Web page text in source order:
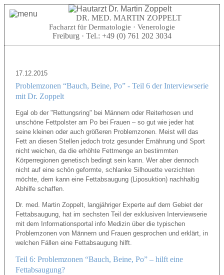
DR. MED. MARTIN ZOPPELT
Facharzt für Dermatologie · Venerologie
Freiburg · Tel.: +49 (0) 761 202 3034
17.12.2015
Problemzonen “Bauch, Beine, Po” - Teil 6 der Interviewserie
mit Dr. Zoppelt
Egal ob der "Rettungsring" bei Männern oder Reiterhosen und
unschöne Fettpolster am Po bei Frauen – so gut wie jeder hat
seine kleinen oder auch größeren Problemzonen. Meist will das
Fett an diesen Stellen jedoch trotz gesunder Ernährung und Sport
nicht weichen, da die erhöhte Fettmenge an bestimmten
Körperregionen genetisch bedingt sein kann. Wer aber dennoch
nicht auf eine schön geformte, schlanke Silhouette verzichten
möchte, dem kann eine Fettabsaugung (Liposuktion) nachhaltig
Abhilfe schaffen.
Dr. med. Martin Zoppelt, langjähriger Experte auf dem Gebiet der
Fettabsaugung, hat im sechsten Teil der exklusiven Interviewserie
mit dem Informationsportal info Medizin über die typischen
Problemzonen von Männern und Frauen gesprochen und erklärt, in
welchen Fällen eine Fettabsaugung hilft.
Teil 6: Problemzonen “Bauch, Beine, Po” – hilft eine
Fettabsaugung?